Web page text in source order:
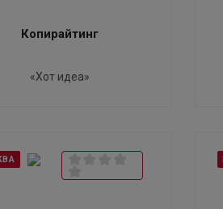
Копирайтинг
«Хот идеа»